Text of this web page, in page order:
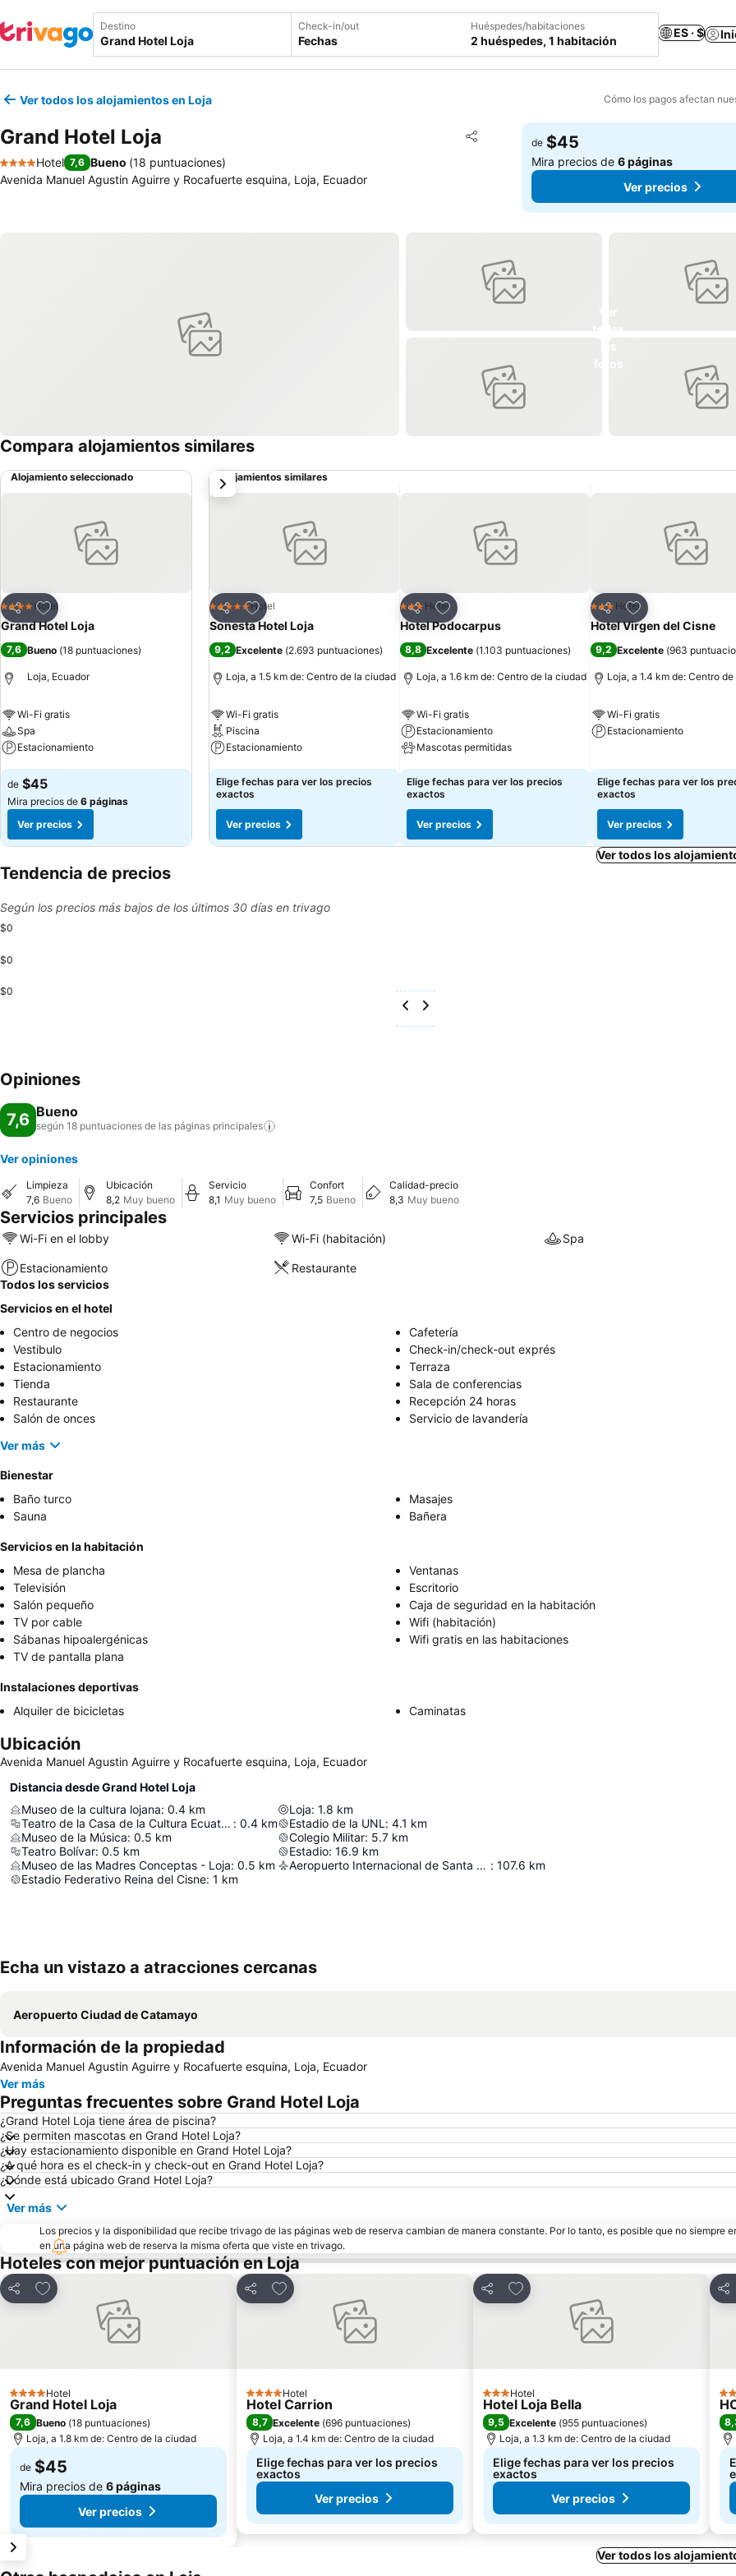
Destino Check-in/out
Fechas
Huéspedes/habitaciones
2 huéspedes, 1 habitación
ES · $
Ver todos los alojamientos en Loja Cómo los pagos afectan
Grand Hotel Loja Compartir
Agregar a favoritos
4 Estrellas
Hotel 7,6 Bueno (18 puntuaciones)
Avenida Manuel Agustin Aguirre y Rocafuerte esquina, Loja, Ecuador
de $45
Mira precios de6 páginas
Ver precios
Compara alojamientos similares
Alojamiento seleccionado
Compartir
Agregar a favoritos
4 EstrellasHotel
Grand Hotel Loja
7,6 Bueno (18 puntuaciones)
Loja, Ecuador
Wi-Fi gratis
Spa
Estacionamiento
Ver precios
de $45
Mira precios de 6 páginas
Ver precios
Alojamientos similares
Compartir
Agregar a favoritos
5 EstrellasHotel
Sonesta Hotel Loja
9,2 Excelente (2.693 puntuaciones)
Loja, a 1.5 km de: Centro de la ciudad
Wi-Fi gratis
Piscina
Estacionamiento
Ver precios
Elige fechas para ver los precios
exactos
Ver precios
Compartir
Agregar a favoritos
3 Estrellas
Hotel
Hotel Podocarpus
8,8 Excelente (1.103 puntuaciones)
Loja, a 1.6 km de: Centro de la ciudad
Wi-Fi gratis
Estacionamiento
Mascotas permitidas
Ver precios
Elige fechas para ver los precios
exactos
Ver precios
Compartir
Agregar a
3 Estrellas
Hotel
Hotel Virgen del Cisne
9,2 Excelente (963
Loja, a 1.4 km de: Centro
Wi-Fi gratis
Estacionamiento
Elige fechas para ver los
exactos
Ver precios
siguiente
Ver todos los
Tendencia de precios
Según los precios más bajos de los últimos 30 días en trivago
$0
$0
$0
Opiniones
7,6 Bueno
según 18 puntuaciones de las páginas principales
Ver opiniones
Limpieza
7,6 Bueno
Ubicación
8,2 Muy bueno
Servicio
8,1 Muy bueno
Confort
7,5 Bueno
Calidad-precio
8,3 Muy bueno
Servicios principales
Wi-Fi en el lobby Wi-Fi (habitación) Spa
Estacionamiento
Restaurante
Todos los servicios
Servicios en el hotel
Centro de negocios
Cafetería
Vestibulo
Check-in/check-out exprés
Estacionamiento
Terraza
Tienda
Sala de conferencias
Restaurante
Recepción 24 horas
Salón de onces
Servicio de lavandería
Ver más
Bienestar
Baño turco
Masajes
Sauna
Bañera
Servicios en la habitación
Mesa de plancha
Ventanas
Televisión
Escritorio
Salón pequeño
Caja de seguridad en la habitación
TV por cable
Wifi (habitación)
Sábanas hipoalergénicas
Wifi gratis en las habitaciones
TV de pantalla plana
Instalaciones deportivas
Alquiler de bicicletas
Caminatas
Ubicación
Avenida Manuel Agustin Aguirre y Rocafuerte esquina, Loja, Ecuador
Distancia desde Grand Hotel Loja
Museo de la cultura lojana: 0.4 km
Teatro de la Casa de la Cultura Ecuatoriana : 0.4 km
Museo de la Música: 0.5 km
Teatro Bolívar: 0.5 km
Museo de las Madres Conceptas - Loja: 0.5 km
Estadio Federativo Reina del Cisne: 1 km
Loja: 1.8 km
Estadio de la UNL : 4.1 km
Colegio Militar: 5.7 km
Estadio: 16.9 km
Aeropuerto Internacional de Santa Rosa Coronel de Artillería Víctor Larrea : 107.6 km
Echa un vistazo a atracciones cercanas
Aeropuerto Ciudad de Catamayo
Información de la propiedad
Avenida Manuel Agustin Aguirre y Rocafuerte esquina, Loja, Ecuador
Ver más
Preguntas frecuentes sobre Grand Hotel Loja
¿Grand Hotel Loja tiene área de piscina?
¿Se permiten mascotas en Grand Hotel Loja?
¿Hay estacionamiento disponible en Grand Hotel Loja?
¿A qué hora es el check-in y check-out en Grand Hotel Loja?
¿Dónde está ubicado Grand Hotel Loja?
Ver más
Los precios y la disponibilidad que recibe trivago de las páginas web de reserva cambian de manera constante. Por lo tanto, es posible que no siempre
en una página web de reserva la misma oferta que viste en trivago.
Hoteles con mejor puntuación en Loja
Compartir
Agregar a favoritos
4 Estrellas
Hotel
Grand Hotel Loja
7,6 Bueno (18 puntuaciones)
Loja, a 1.8 km de: Centro de la ciudad
de $45
Mira precios de 6 páginas
Ver precios
Compartir
Agregar a favoritos
4 Estrellas
Hotel
Hotel Carrion
8,7 Excelente (696 puntuaciones)
Loja, a 1.4 km de: Centro de la ciudad
Elige fechas para ver los precios
exactos
Ver precios
Compartir
Agregar a favoritos
3 Estrellas
Hotel
Hotel Loja Bella
9,5 Excelente (955 puntuaciones)
Loja, a 1.3 km de: Centro de la ciudad
Elige fechas para ver los precios
exactos
Ver precios
3
Ver todos los